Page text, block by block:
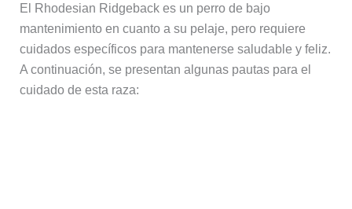
El Rhodesian Ridgeback es un perro de bajo
mantenimiento en cuanto a su pelaje, pero requiere
cuidados específicos para mantenerse saludable y feliz.
A continuación, se presentan algunas pautas para el
cuidado de esta raza: